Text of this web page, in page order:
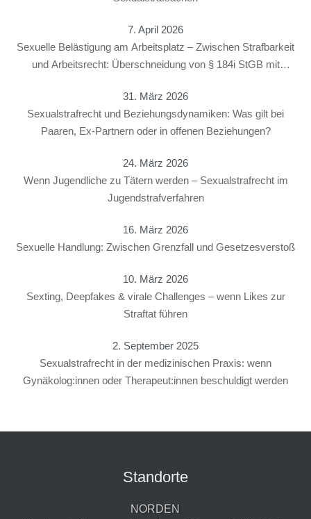
7. April 2026
Sexuelle Belästigung am Arbeitsplatz – Zwischen Strafbarkeit
und Arbeitsrecht: Überschneidung von § 184i StGB mit
31. März 2026
Sexualstrafrecht und Beziehungsdynamiken: Was gilt bei
Paaren, Ex-Partnern oder in offenen Beziehungen?
24. März 2026
Wenn Jugendliche zu Tätern werden – Sexualstrafrecht im
Jugendstrafverfahren
16. März 2026
Sexuelle Handlung: Zwischen Grenzfall und Gesetzesverstoß
10. März 2026
Sexting, Deepfakes & virale Challenges – wenn Likes zur
Straftat führen
2. September 2025
Sexualstrafrecht in der medizinischen Praxis: wenn
Gynäkolog:innen oder Therapeut:innen beschuldigt werden
Standorte
NORDEN